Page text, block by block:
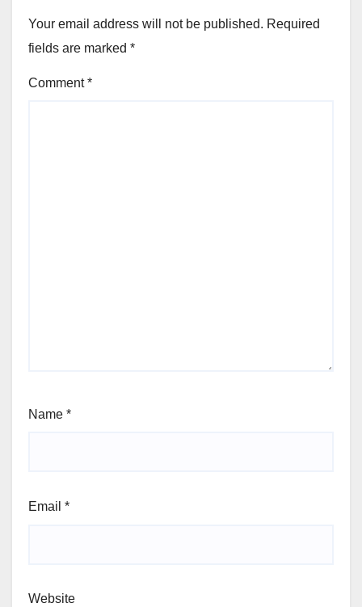
Your email address will not be published. Required
fields are marked *
Comment*
Name *
Email *
Website